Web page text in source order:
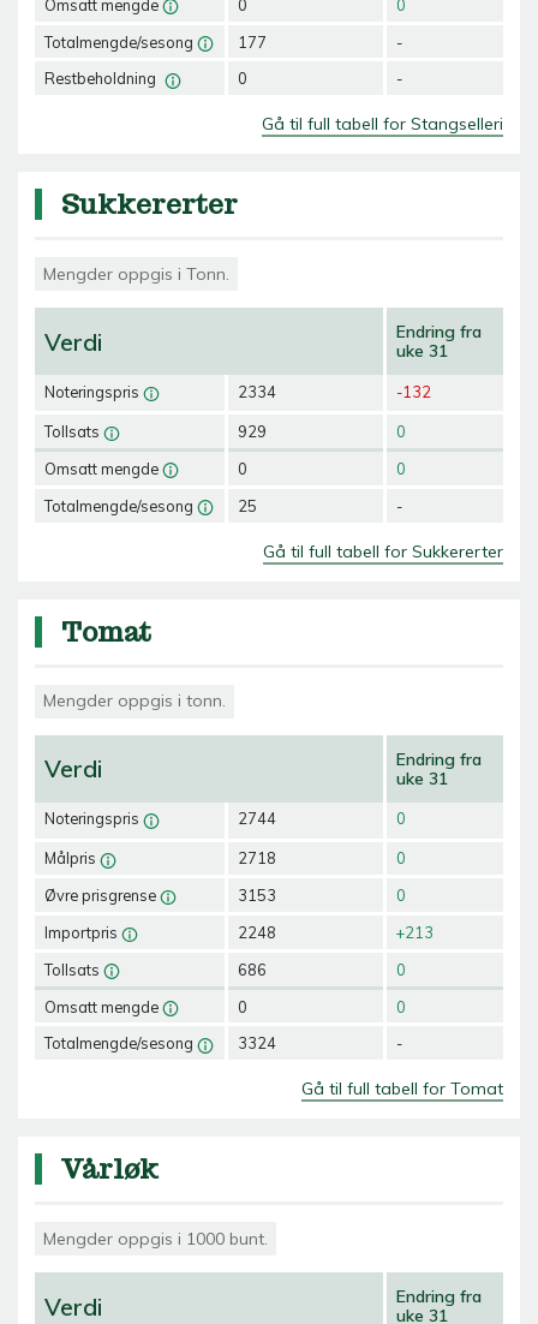
Omsatt mengde
Totalmengde/sesong
Restbeholdning
0
177
0
0
-
-
Gå til full tabell for Stangselleri
Sukkererter
Mengder oppgis i Tonn.
Verdi
Noteringspris
Tollsats
Omsatt mengde
Totalmengde/sesong
2334
929
0
25
Endring fra
uke 31
-132
0
0
-
Gå til full tabell for Sukkererter
Tomat
Mengder oppgis i tonn.
Verdi
Noteringspris
Målpris
Øvre prisgrense
Importpris
Tollsats
Omsatt mengde
Totalmengde/sesong
2744
2718
3153
2248
686
0
3324
Endring fra
uke 31
0
0
0
+213
0
0
-
Gå til full tabell for Tomat
Vårløk
Mengder oppgis i 1000 bunt.
Verdi
Endring fra
uke 31